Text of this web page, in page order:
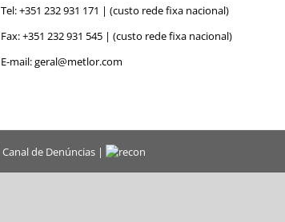
Tel:+351 232 931 171 | (custo rede fixa nacional)
Fax: +351 232 931 545 | (custo rede fixa nacional)
E-mail:geral@metlor.com
Canal de Denúncias |